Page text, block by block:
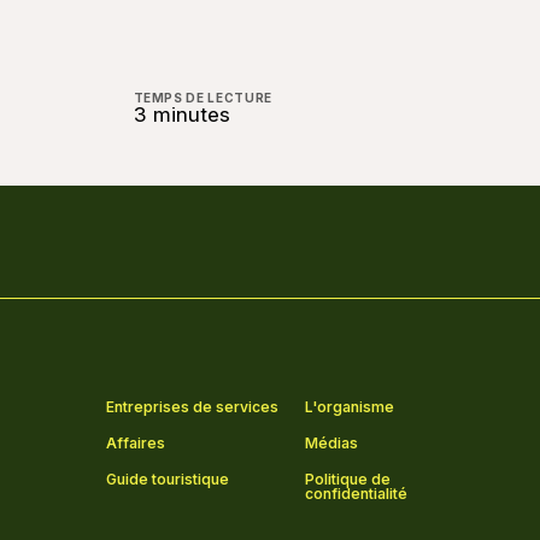
TEMPS DE LECTURE
3 minutes
Entreprises de services
L'organisme
Affaires
Médias
Guide touristique
Politique de
confidentialité